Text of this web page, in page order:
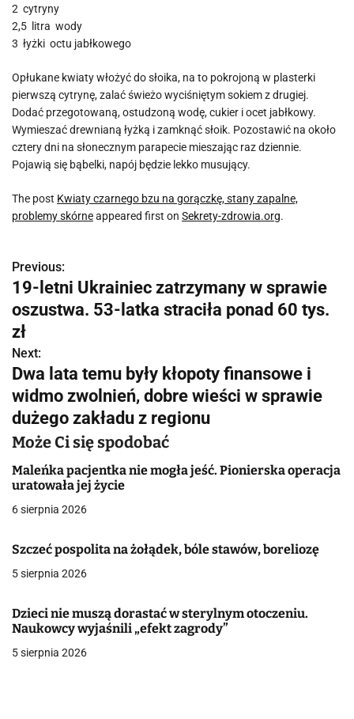
2 cytryny
2,5 litra wody
3 łyżki octu jabłkowego
Opłukane kwiaty włożyć do słoika, na to pokrojoną w plasterki
pierwszą cytrynę, zalać świeżo wyciśniętym sokiem z drugiej.
Dodać przegotowaną, ostudzoną wodę, cukier i ocet jabłkowy.
Wymieszać drewnianą łyżką i zamknąć słoik. Pozostawić na około
cztery dni na słonecznym parapecie mieszając raz dziennie.
Pojawią się bąbelki, napój będzie lekko musujący.
The post Kwiaty czarnego bzu na gorączkę, stany zapalne,
problemy skórneappeared first on Sekrety-zdrowia.org.
N
a
w
i
g
a
c
j
a
w
p
s
u
Previous:
19-letni Ukrainiec zatrzymany w sprawie
oszustwa. 53-latka straciła ponad 60 tys.
zł
Next:
Dwa lata temu były kłopoty finansowe i
widmo zwolnień, dobre wieści w sprawie
dużego zakładu z regionu
Może Ci się spodobać
Maleńka pacjentka nie mogła jeść. Pionierska operacja
uratowała jej życie
6 sierpnia 2026
Szczeć pospolita na żołądek, bóle stawów, boreliozę
5 sierpnia 2026
Dzieci nie muszą dorastać w sterylnym otoczeniu.
Naukowcy wyjaśnili „efekt zagrody”
5 sierpnia 2026